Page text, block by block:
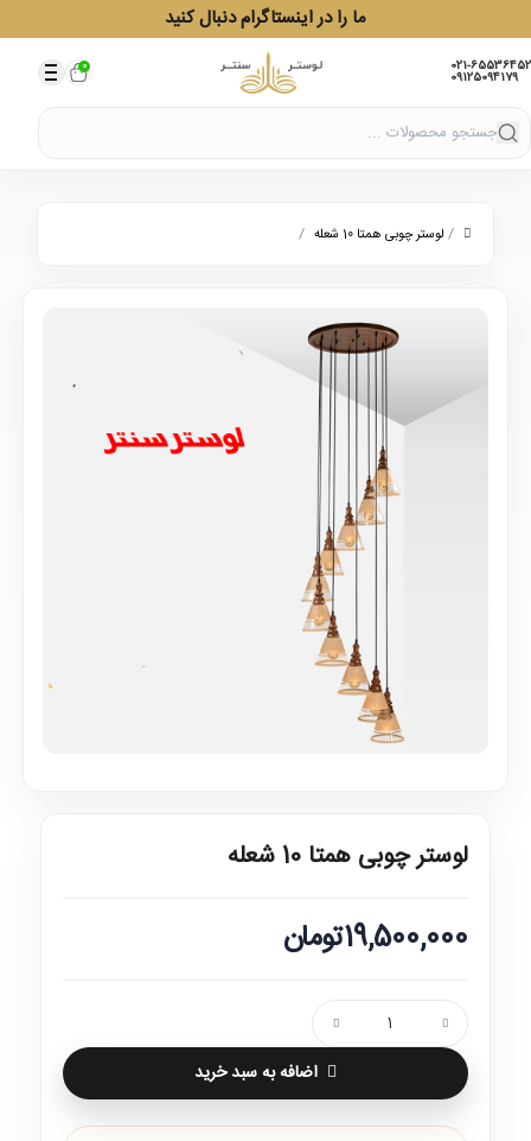
ما را در اینستاگرام دنبال کنید
021-65536452
09125094179
0
/ لوستر چوبی همتا 10 شعله /
لوستر چوبی همتا 10 شعله
19,500,000تومان
اضافه به سبد خرید